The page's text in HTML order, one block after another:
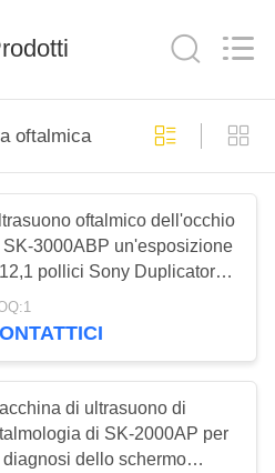
ottico
ottico
44
oftalmica
oftalmico dell'occhio
SK-3000ABP un'esposizione
pollici Sony Duplicator
touch screen di Pachymeter
biometro di ricerca di B
di ultrasuono di
di SK-2000AP per
diagnosi dello schermo